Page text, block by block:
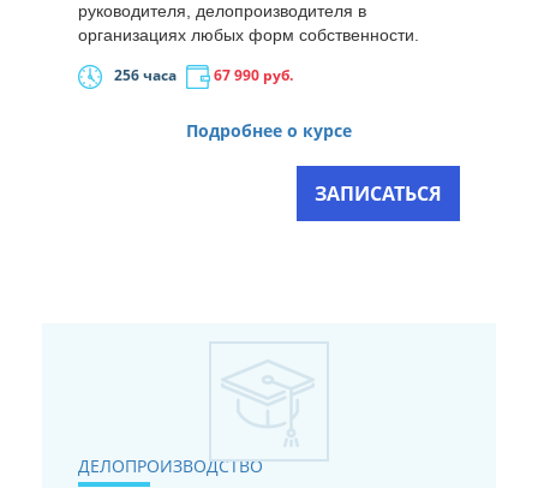
руководителя, делопроизводителя в
организациях любых форм собственности.
256 часа 67 990 руб.
Подробнее о курсе
ЗАПИСАТЬСЯ
ДЕЛОПРОИЗВОДСТВО